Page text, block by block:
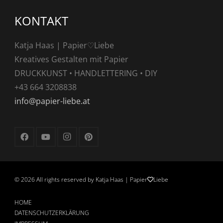
KONTAKT
Katja Haas | Papier♡Liebe
Kreatives Gestalten mit Papier
DRUCKKUNST • HANDLETTERING • DIY
+43 664 3208838
info@papier-liebe.at
©2026 All rights reserved by Katja Haas | Papier Liebe
HOME
DATENSCHUTZERKLÄRUNG